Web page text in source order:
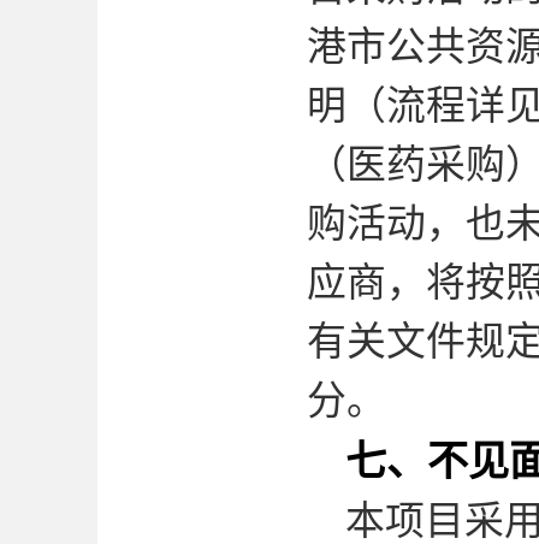
港市公共资
明（流程详
（医药采购
购活动，也
应商，将按
有关文件规
分。
七、不见
本项目采